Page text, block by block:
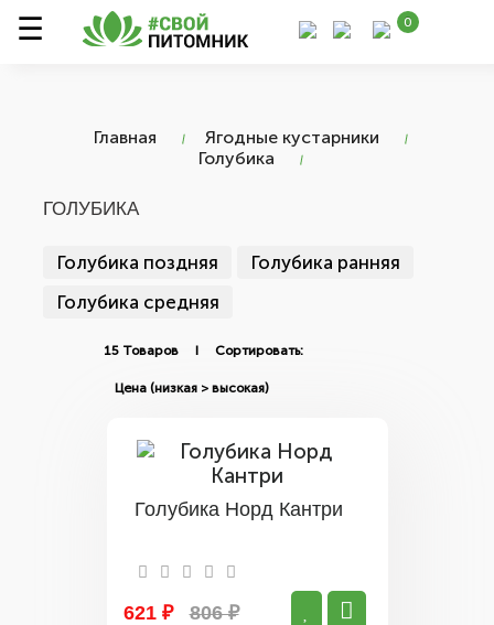
0
Главная
Ягодные кустарники
Голубика
ГОЛУБИКА
Голубика поздняя
Голубика ранняя
Голубика средняя
15 Товаров I Сортировать:
Голубика Норд Кантри
621 ₽ 806 ₽